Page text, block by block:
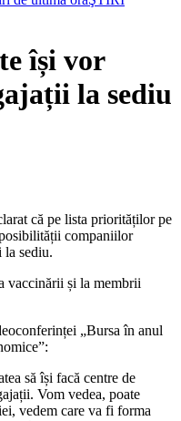
își vor
la sediu
că pe lista priorităților pe
companiilor
la sediu.
vaccinării și la membrii
„Bursa în anul
să își facă centre de
Vom vedea, poate
vedem care va fi forma